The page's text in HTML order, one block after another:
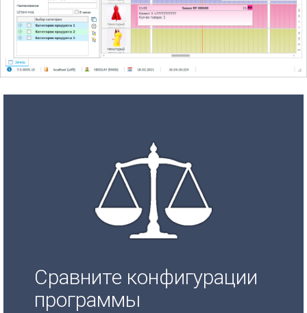
Сравните конфигурации
программы